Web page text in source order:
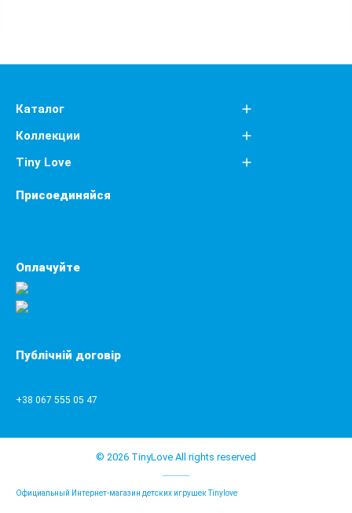
Каталог
Коллекции
Tiny Love
Присоединяйся
Оплачуйте
Публічній договір
+38 067 555 05 47
© 2026 TinyLove All rights reserved
Официальный Интернет-магазин детских игрушек Tinylove